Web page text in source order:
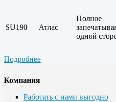
SU190 Атлас
Полное
одной
Подробнее
Компания
Работать с нами выгодно